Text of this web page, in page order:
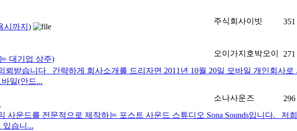
시까지)
주식회사이빗 351
대기업 상주)
오이가지호박오이 271
받습니다 간략하게 회사소개를 드리자면 2011년 10월 20일 모바일 개인회사로
일(안드...
소나사운즈 296
운드를 전문적으로 제작하는 포스트 사운드 스튜디오 Sona Sounds입니다. 저
있습니...